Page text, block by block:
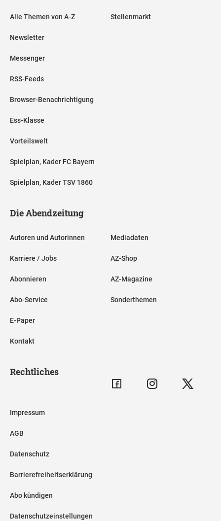
Alle Themen von A-Z
Newsletter
Messenger
RSS-Feeds
Browser-Benachrichtigung
Ess-Klasse
Vorteilswelt
Spielplan, Kader FC Bayern
Spielplan, Kader TSV 1860
Stellenmarkt
Die Abendzeitung
Autoren und Autorinnen
Karriere / Jobs
Abonnieren
Abo-Service
E-Paper
Kontakt
Mediadaten
AZ-Shop
AZ-Magazine
Sonderthemen
Rechtliches
Impressum
AGB
Datenschutz
Barrierefreiheitserklärung
Abo kündigen
Datenschutzeinstellungen